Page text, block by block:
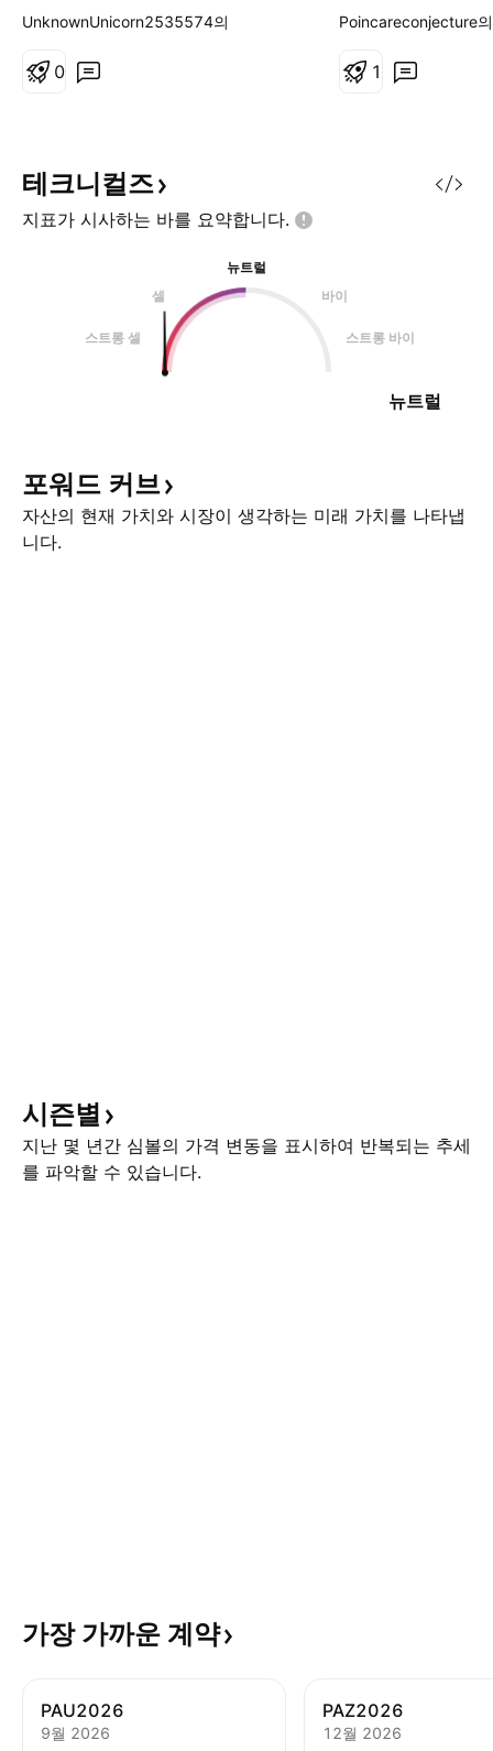
UnknownUnicorn2535574의
0
TARGET : 1485.8
Poincareconjecture의
1
테크니컬즈
지표가 시사하는 바를 요약합니다.
뉴트럴
셀
바이
스트롱 셀 스트롱 바이
뉴트럴
포워드 커브
자산의 현재 가치와 시장이 생각하는 미래 가치를 나타냅
니다.
시즌별
지난 몇 년간 심볼의 가격 변동을 표시하여 반복되는 추세
를 파악할 수 있습니다.
가장 가까운 계약
PAU2026
9월 2026
PAZ2026
12월 2026